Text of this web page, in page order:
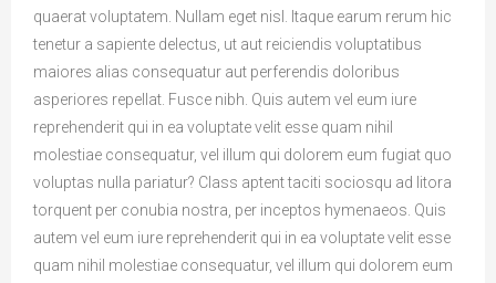
quaerat voluptatem. Nullam eget nisl. Itaque earum rerum hic
tenetur a sapiente delectus, ut aut reiciendis voluptatibus
maiores alias consequatur aut perferendis doloribus
asperiores repellat. Fusce nibh. Quis autem vel eum iure
reprehenderit qui in ea voluptate velit esse quam nihil
molestiae consequatur, vel illum qui dolorem eum fugiat quo
voluptas nulla pariatur? Class aptent taciti sociosqu ad litora
torquent per conubia nostra, per inceptos hymenaeos. Quis
autem vel eum iure reprehenderit qui in ea voluptate velit esse
quam nihil molestiae consequatur, vel illum qui dolorem eum